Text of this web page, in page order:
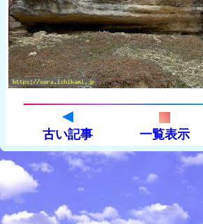
古い記事 一覧表示